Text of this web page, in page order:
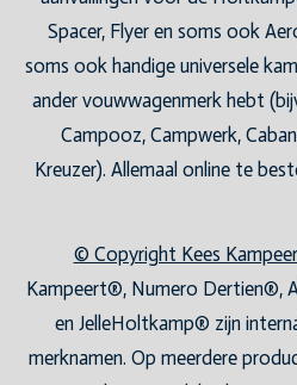
Spacer, Flyer en soms ook
soms ook handige universele
ander vouwwagenmerk hebt
Campooz, Campwerk,
Kreuzer). Allemaal online te
© Copyright Kees
Kampeert®, Numero Dertien®,
en JelleHoltkamp® zijn
merknamen. Op meerdere